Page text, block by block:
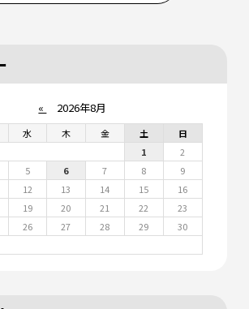
« 2026年8月
水 木 金 土
日
1
2
5 6 7 8
9
12 13 14 15
16
19 20 21 22
23
26 27 28 29
30